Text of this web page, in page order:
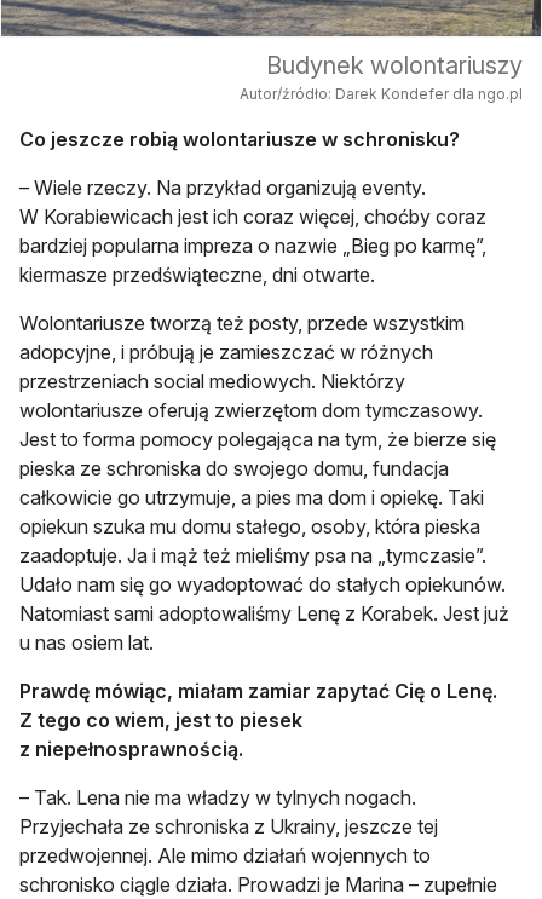
Budynek wolontariuszy
Autor/źródło: Darek Kondefer dla ngo.pl
Co jeszcze robią wolontariusze w schronisku?
– Wiele rzeczy. Na przykład organizują eventy.
W Korabiewicach jest ich coraz więcej, choćby coraz
bardziej popularna impreza o nazwie „Bieg po karmę”,
kiermasze przedświąteczne, dni otwarte.
Wolontariusze tworzą też posty, przede wszystkim
adopcyjne, i próbują je zamieszczać w różnych
przestrzeniach social mediowych. Niektórzy
wolontariusze oferują zwierzętom dom tymczasowy.
Jest to forma pomocy polegająca na tym, że bierze się
pieska ze schroniska do swojego domu, fundacja
całkowicie go utrzymuje, a pies ma dom i opiekę. Taki
opiekun szuka mu domu stałego, osoby, która pieska
zaadoptuje. Ja i mąż też mieliśmy psa na „tymczasie”.
Udało nam się go wyadoptować do stałych opiekunów.
Natomiast sami adoptowaliśmy Lenę z Korabek. Jest już
u nas osiem lat.
Prawdę mówiąc, miałam zamiar zapytać Cię o Lenę.
Z tego co wiem, jest to piesek
z niepełnosprawnością.
– Tak. Lena nie ma władzy w tylnych nogach.
Przyjechała ze schroniska z Ukrainy, jeszcze tej
przedwojennej. Ale mimo działań wojennych to
schronisko ciągle działa. Prowadzi je Marina – zupełnie